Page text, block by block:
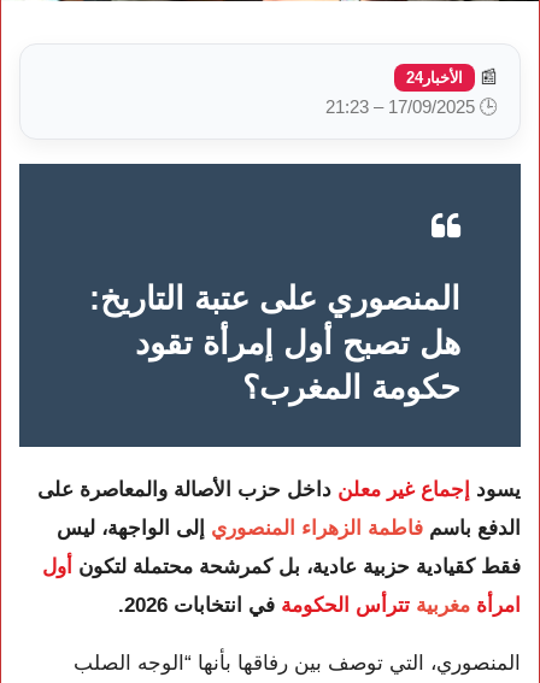
📰 الأخبار24
🕒 17/09/2025 – 21:23
المنصوري على عتبة التاريخ:
هل تصبح أول إمرأة تقود
حكومة المغرب؟
يسود إجماع غير معلن داخل حزب الأصالة والمعاصرة على
الدفع باسم فاطمة الزهراء المنصوري إلى الواجهة، ليس
فقط كقيادية حزبية عادية، بل كمرشحة محتملة لتكون أول
امرأة مغربية تترأس الحكومة في انتخابات 2026.
المنصوري، التي توصف بين رفاقها بأنها “الوجه الصلب